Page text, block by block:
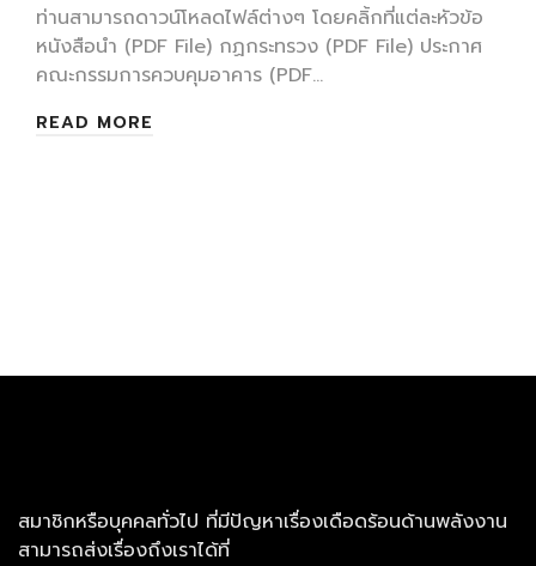
ท่านสามารถดาวน์โหลดไฟล์ต่างๆ โดยคลิ้กที่แต่ละหัวข้อ
หนังสือนำ (PDF File) กฏกระทรวง (PDF File) ประกาศ
คณะกรรมการควบคุมอาคาร (PDF…
READ MORE
สมาชิกหรือบุคคลทั่วไป ที่มีปัญหาเรื่องเดือดร้อนด้านพลังงาน
สามารถส่งเรื่องถึงเราได้ที่